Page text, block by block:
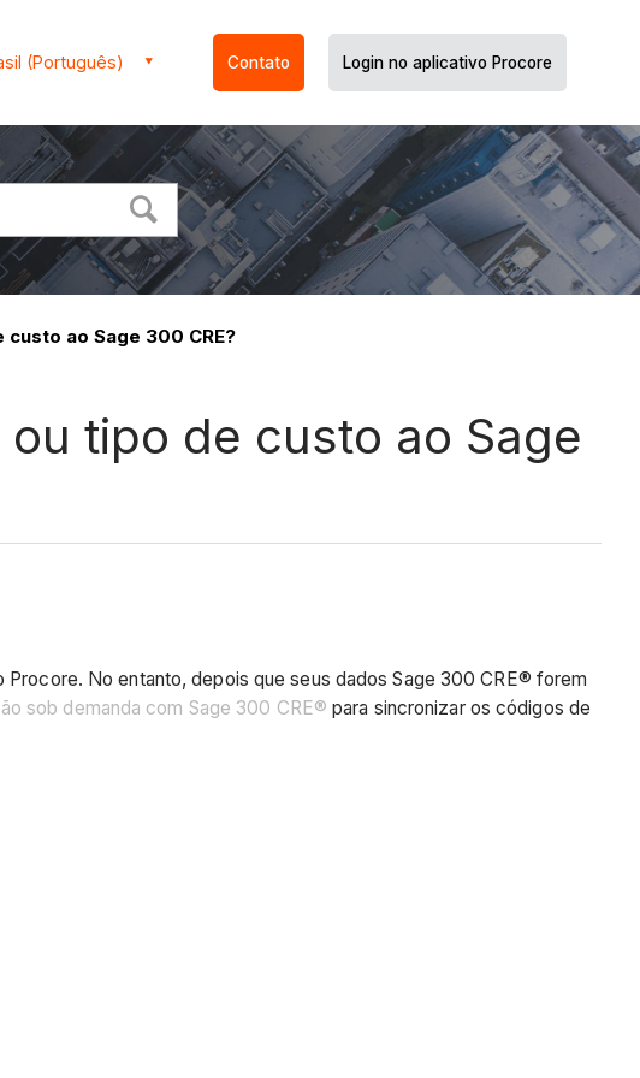
(Português) Contato Login no aplicativo Procore
ao Sage 300 CRE?
tipo de custo ao Sage
No entanto, depois que seus dados Sage 300 CRE® forem
sob demanda com Sage 300 CRE® para sincronizar os códigos de